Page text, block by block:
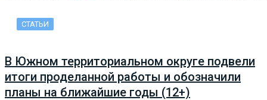
СТАТЬИ
В Южном территориальном округе подвели
итоги проделанной работы и обозначили
планы на ближайшие годы (12+)